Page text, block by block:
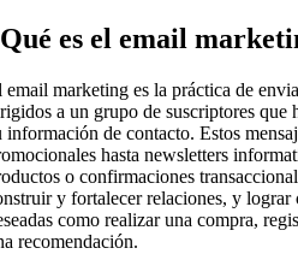
es el email
email marketing es la práctica de
a un grupo de suscriptores que
información de contacto. Estos
hasta newsletters
o confirmaciones
y fortalecer relaciones, y lograr
como realizar una compra,
recomendación.